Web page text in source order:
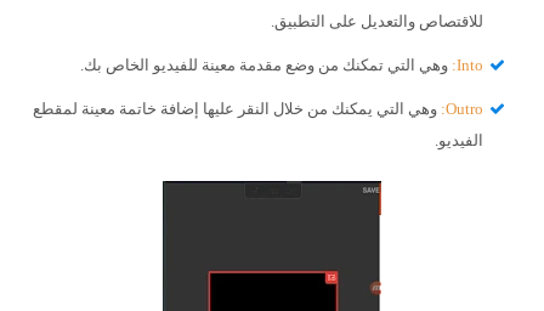
للاقتصاص والتعديل على التطبيق.
Into: وهي التي تمكنك من وضع مقدمة معينة للفيديو الخاص بك.
Outro: وهي التي يمكنك من خلال النقر عليها إضافة خاتمة معينة لمقطع
الفيديو.